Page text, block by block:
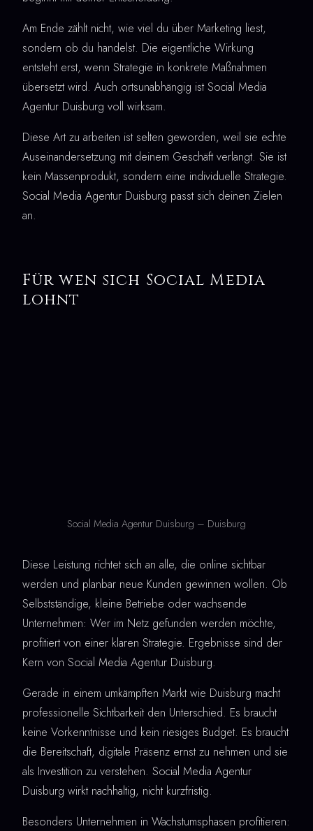
Am Ende zählt nicht, wie viel du über Marketing liest,
sondern ob du handelst. Die eigentliche Wirkung
entsteht erst, wenn Strategie in konkrete Maßnahmen
übersetzt wird. Auch ortsunabhängig ist Social Media
Agentur Duisburg voll wirksam.
Diese Art zu arbeiten ist selten geworden, weil sie echte
Auseinandersetzung mit deinem Geschäft verlangt. Sie ist
kein Massenprodukt, sondern eine individuelle Strategie.
Social Media Agentur Duisburg passt sich deinen Zielen
an.
Für wen sich Social Media
lohnt
Social Media Agentur Duisburg – Duisburg
Diese Leistung richtet sich an alle, die online sichtbar
werden und planbar neue Kunden gewinnen wollen. Ob
Selbstständige, kleine Betriebe oder wachsende
Unternehmen: Wer im Netz gefunden werden möchte,
profitiert von einer klaren Strategie. Ergebnisse sind der
Kern von Social Media Agentur Duisburg.
Gerade in einem umkämpften Markt wie Duisburg macht
professionelle Sichtbarkeit den Unterschied. Es braucht
keine Vorkenntnisse und kein riesiges Budget. Es braucht
die Bereitschaft, digitale Präsenz ernst zu nehmen und sie
als Investition zu verstehen. Social Media Agentur
Duisburg wirkt nachhaltig, nicht kurzfristig.
Besonders Unternehmen in Wachstumsphasen profitieren: